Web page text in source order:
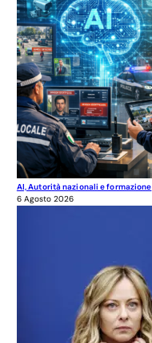
AI, Autorità nazionali e formazione
6 Agosto 2026